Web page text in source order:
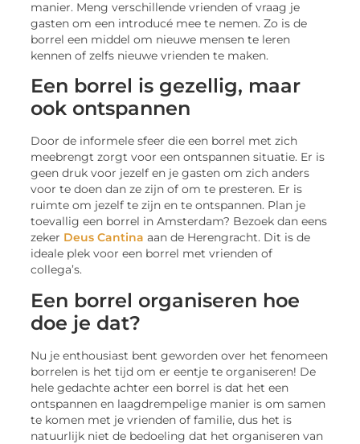
manier. Meng verschillende vrienden of vraag je
gasten om een introducé mee te nemen. Zo is de
borrel een middel om nieuwe mensen te leren
kennen of zelfs nieuwe vrienden te maken.
Een borrel is gezellig, maar
ook ontspannen
Door de informele sfeer die een borrel met zich
meebrengt zorgt voor een ontspannen situatie. Er is
geen druk voor jezelf en je gasten om zich anders
voor te doen dan ze zijn of om te presteren. Er is
ruimte om jezelf te zijn en te ontspannen. Plan je
toevallig een borrel in Amsterdam? Bezoek dan eens
zeker Deus Cantina aan de Herengracht. Dit is de
ideale plek voor een borrel met vrienden of
collega’s.
Een borrel organiseren hoe
doe je dat?
Nu je enthousiast bent geworden over het fenomeen
borrelen is het tijd om er eentje te organiseren! De
hele gedachte achter een borrel is dat het een
ontspannen en laagdrempelige manier is om samen
te komen met je vrienden of familie, dus het is
natuurlijk niet de bedoeling dat het organiseren van